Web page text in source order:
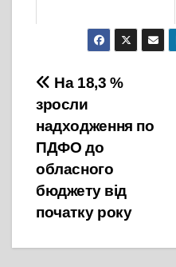
8 Жовтня, 2021
Навігація
записів
На 18,3 %
зросли
надходження по
ПДФО до
обласного
бюджету від
початку року